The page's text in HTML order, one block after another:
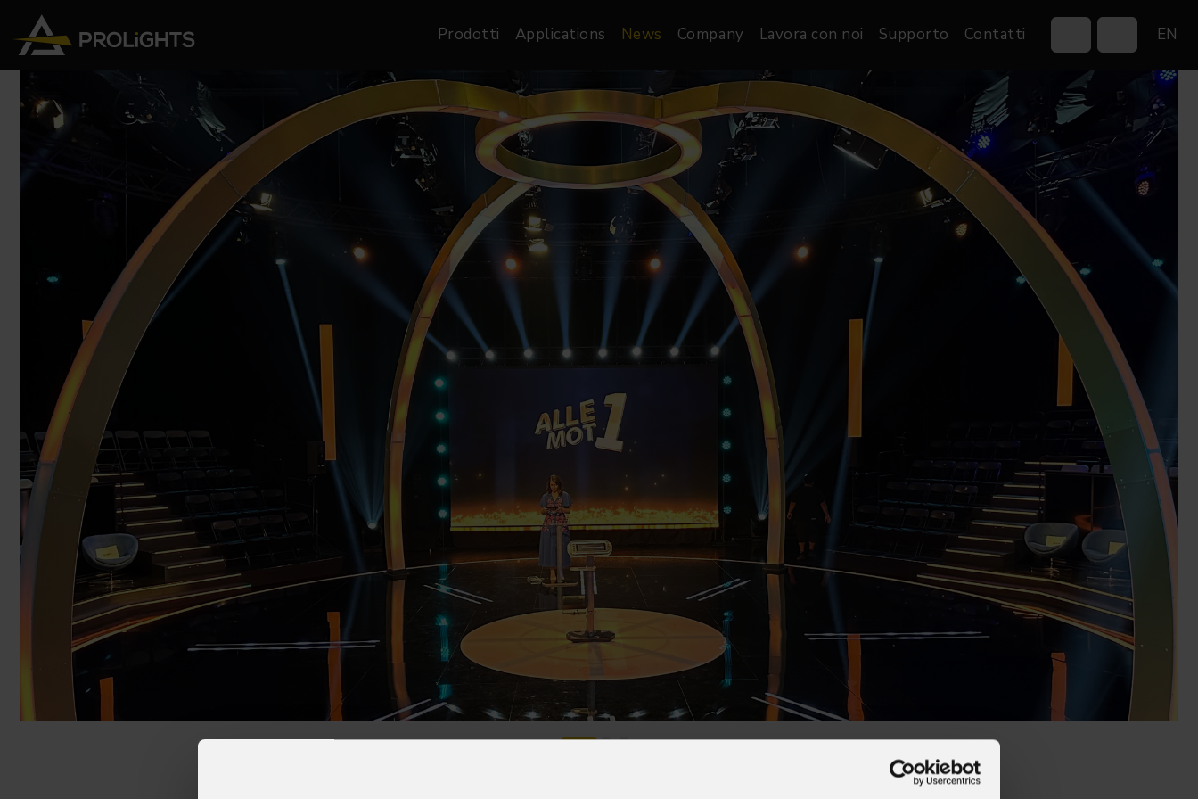
Prodotti
Teste Mobili
Profile
Beam & Hybrid
Pars & Wash
Led Bar
Strobes e Blinders
Pixel Mapping
Proiettori a Batteria
Theatre, Film &
Studio
Profiles
Fresnel
Soft Lights
Architetturale
Proiettori di Immagini
Floods
Proiettori Gallery
Proiettori lineari
Pendants
Schermi LED
Schermi LED XR-VP
Control Systems
Controllers
Wireless DMX Boxes
Networking &
Distribution
Gobos
Custom gobos
Merchandise
Applications
Touring Teatro TV & Broadcast Film Eventi & Fiere
Navi da crociera Clubs Houses of Worship Architectural Exteriors
News Company Lavora con noi Supporto Contatti EN